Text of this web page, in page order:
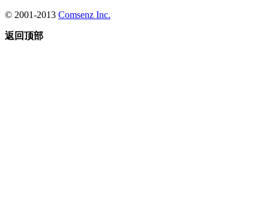
© 2001-2013 Comsenz Inc.
返回顶部